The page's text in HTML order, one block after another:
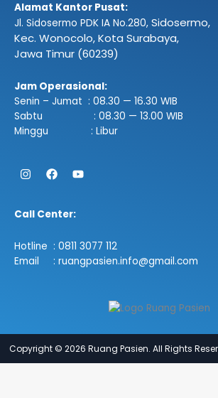
Alamat Kantor Pusat:
Jl. Sidosermo PDK IA No.280, Sidosermo,
Kec. Wonocolo, Kota Surabaya,
Jawa Timur (60239)
Jam Operasional:
Senin – Jumat : 08.30 — 16.30 WIB
Sabtu : 08.30 — 13.00 WIB
Minggu : Libur
Instagram
Facebook
Youtube
Call Center:
Hotline : 0811 3077 112
Email : ruangpasien.info@gmail.com
Copyright © 2026 Ruang Pasien. All Rights